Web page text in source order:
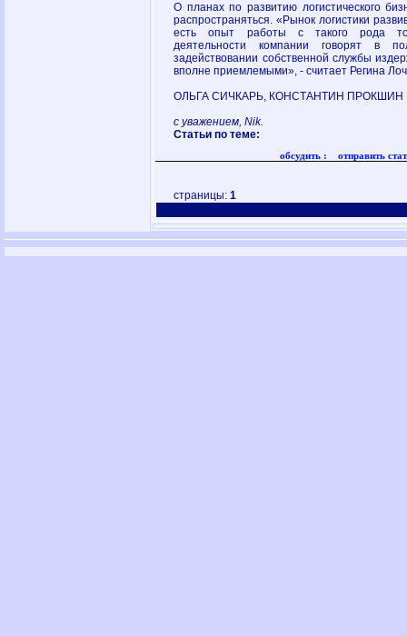
О планах по развитию логистического
распространяться. «Рынок логистики
есть опыт работы с такого рода
деятельности компании говорят в
задействовании собственной службы
вполне приемлемыми», - считает Регина
ОЛЬГА СИЧКАРЬ, КОНСТАНТИН ПРОКШИН
с уважением, Nik.
Статьи по теме:
обсудить : отправить
страницы:1